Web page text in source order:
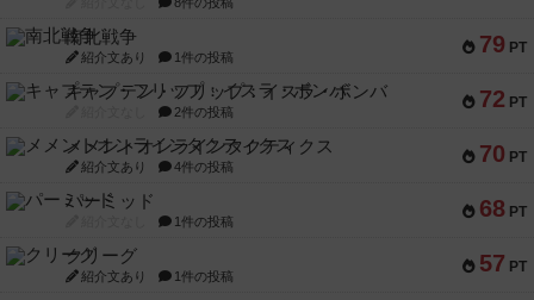
8件の投稿
79 PT
南北戦争
紹介文あり 1件の投稿
72 PT
キャプテン・フリップ：イスラ・ボンバ
2件の投稿
70 PT
メメントオンラインタクティクス
紹介文あり 4件の投稿
68 PT
パーミッド
1件の投稿
57 PT
クリーグ
紹介文あり 1件の投稿